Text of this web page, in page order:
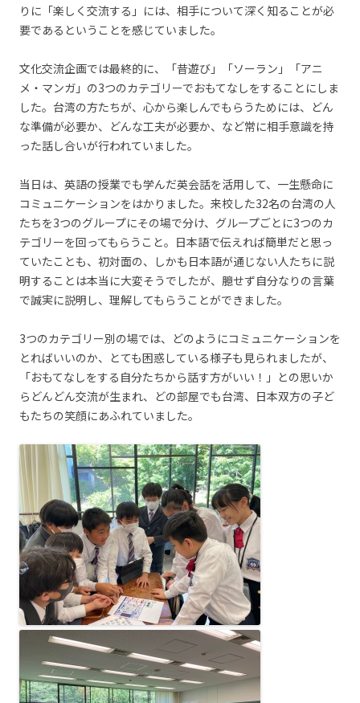
りに「楽しく交流する」には、相手について深く知ることが必
要であるということを感じていました。
文化交流企画では最終的に、「昔遊び」「ソーラン」「アニ
メ・マンガ」の3つのカテゴリーでおもてなしをすることにしま
した。台湾の方たちが、心から楽しんでもらうためには、どん
な準備が必要か、どんな工夫が必要か、など常に相手意識を持
った話し合いが行われていました。
当日は、英語の授業でも学んだ英会話を活用して、一生懸命に
コミュニケーションをはかりました。来校した32名の台湾の人
たちを3つのグループにその場で分け、グループごとに3つのカ
テゴリーを回ってもらうこと。日本語で伝えれば簡単だと思っ
ていたことも、初対面の、しかも日本語が通じない人たちに説
明することは本当に大変そうでしたが、臆せず自分なりの言葉
で誠実に説明し、理解してもらうことができました。
3つのカテゴリー別の場では、どのようにコミュニケーションを
とればいいのか、とても困惑している様子も見られましたが、
「おもてなしをする自分たちから話す方がいい！」との思いか
らどんどん交流が生まれ、どの部屋でも台湾、日本双方の子ど
もたちの笑顔にあふれていました。